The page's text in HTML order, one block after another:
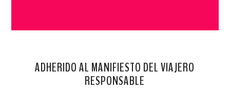
ADHERIDO AL MANIFIESTO DEL VIAJERO
RESPONSABLE